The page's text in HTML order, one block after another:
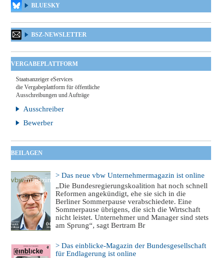
BLUESKY
BSZ-NEWSLETTER
VERGABEPLATTFORM
Staatsanzeiger eServices
die Vergabeplattform für öffentliche
Ausschreibungen und Aufträge
Ausschreiber
Bewerber
BEILAGEN
> Das neue vbw Unternehmermagazin ist online
„Die Bundesregierungskoalition hat noch schnell
Reformen angekündigt, ehe sie sich in die
Berliner Sommerpause verabschiedete. Eine
Sommerpause übrigens, die sich die Wirtschaft
nicht leistet. Unternehmer und Manager sind stets
am Sprung“, sagt Bertram Br
> Das einblicke-Magazin der Bundesgesellschaft
für Endlagerung ist online